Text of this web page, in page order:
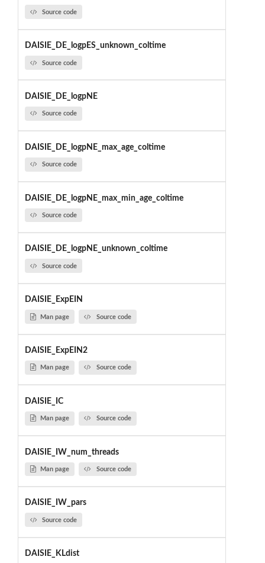
Source code
DAISIE_DE_logpES_unknown_coltime
Source code
DAISIE_DE_logpNE
Source code
DAISIE_DE_logpNE_max_age_coltime
Source code
DAISIE_DE_logpNE_max_min_age_coltime
Source code
DAISIE_DE_logpNE_unknown_coltime
Source code
DAISIE_ExpEIN
Man page Source code
DAISIE_ExpEIN2
Man page Source code
DAISIE_IC
Man page Source code
DAISIE_IW_num_threads
Man page Source code
DAISIE_IW_pars
Source code
DAISIE_KLdist